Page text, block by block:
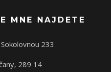
MNE NAJDETE
233
289 14